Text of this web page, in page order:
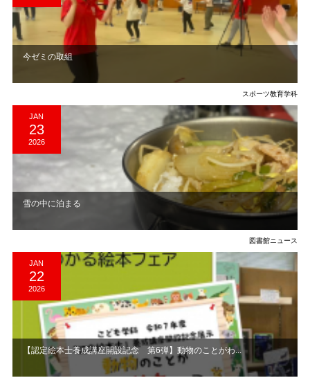
​今ゼミの取組
スポーツ教育学科
JAN
23
2026
雪の中に泊まる
図書館ニュース
JAN
22
2026
【認定絵本士養成講座開設記念 第6弾】動物のことがわ...